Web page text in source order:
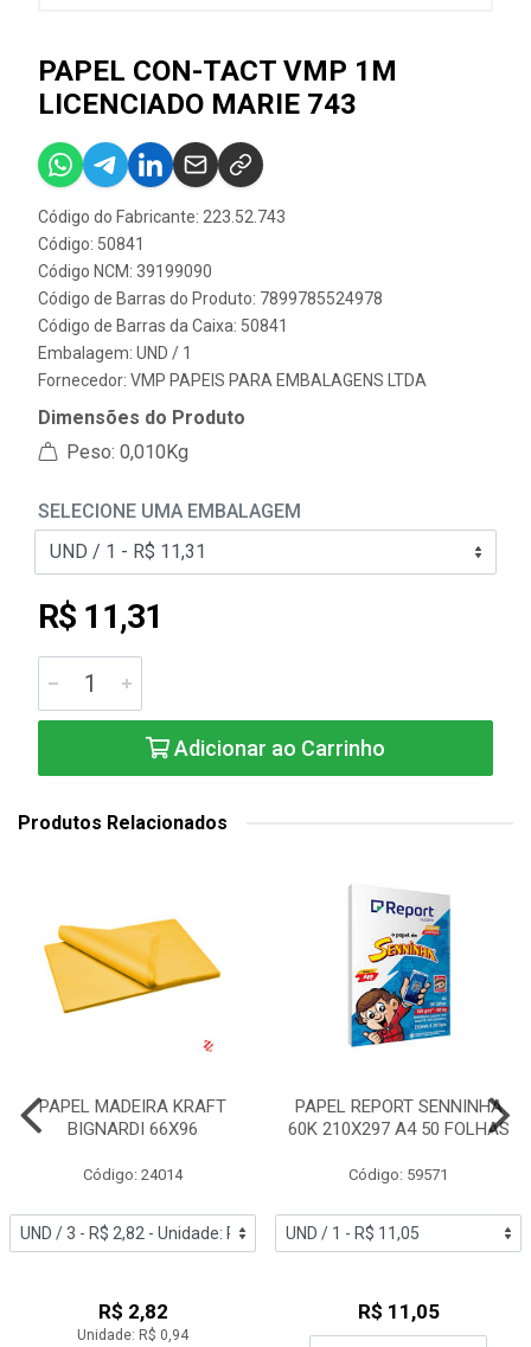
PAPEL CON-TACT VMP 1M
LICENCIADO MARIE 743
Código do Fabricante: 223.52.743
Código: 50841
Código NCM: 39199090
Código de Barras do Produto: 7899785524978
Código de Barras da Caixa: 50841
Embalagem: UND / 1
Fornecedor: VMP PAPEIS PARA EMBALAGENS LTDA
Dimensões do Produto
Peso: 0,010Kg
SELECIONE UMA EMBALAGEM
R$ 11,31
Adicionar ao Carrinho
Produtos Relacionados
PAPEL MADEIRA KRAFT
BIGNARDI 66X96
Código: 24014
R$ 2,82
Unidade: R$ 0,94
PAPEL REPORT SENNINHA
60K 210X297 A4 50 FOLHAS
Código: 59571
R$ 11,05